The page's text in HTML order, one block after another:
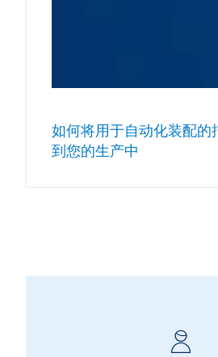
如何将用于自动化装配的
到您的生产中